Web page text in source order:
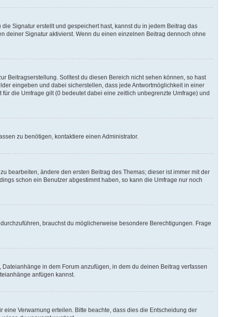
Signatur erstellt und gespeichert hast, kannst du in jedem Beitrag das
deiner Signatur aktivierst. Wenn du einen einzelnen Beitrag dennoch ohne
Beitragserstellung. Solltest du diesen Bereich nicht sehen können, so hast
eingeben und dabei sicherstellen, dass jede Antwortmöglichkeit in einer
die Umfrage gilt (0 bedeutet dabei eine zeitlich unbegrenzte Umfrage) und
zu benötigen, kontaktiere einen Administrator.
bearbeiten, ändere den ersten Beitrag des Themas; dieser ist immer mit der
schon ein Benutzer abgestimmt haben, so kann die Umfrage nur noch
brauchst du möglicherweise besondere Berechtigungen. Frage
in dem Forum anzufügen, in dem du deinen Beitrag verfassen
anfügen kannst.
Verwarnung erteilen. Bitte beachte, dass dies die Entscheidung der